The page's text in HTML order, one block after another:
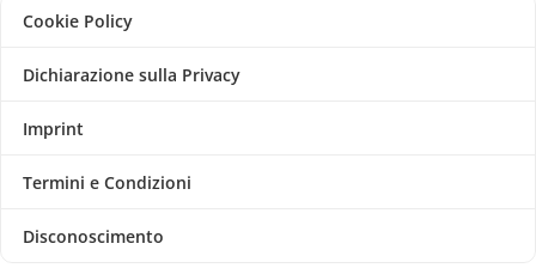
Cookie Policy
Dichiarazione sulla Privacy
Imprint
Termini e Condizioni
Disconoscimento